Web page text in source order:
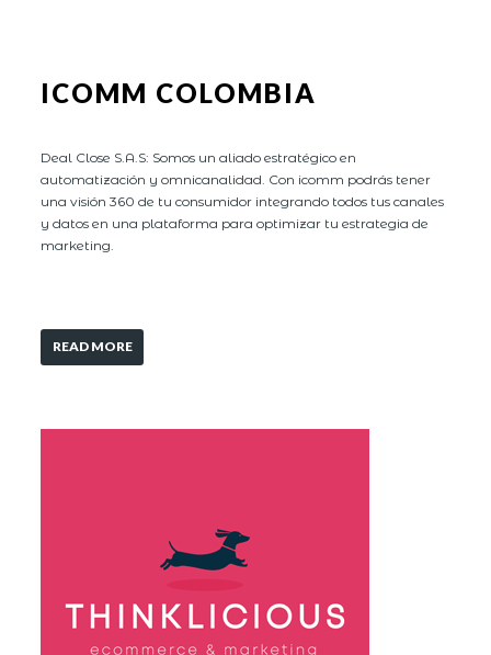
ICOMM COLOMBIA
Deal Close S.A.S: Somos un aliado estratégico en
automatización y omnicanalidad. Con icomm podrás tener
una visión 360 de tu consumidor integrando todos tus canales
y datos en una plataforma para optimizar tu estrategia de
marketing.
READ MORE